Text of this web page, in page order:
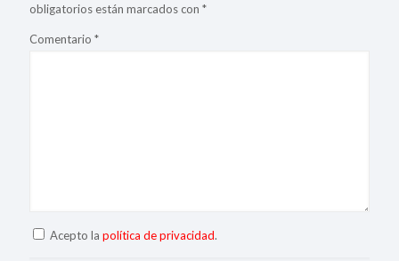
obligatorios están marcados con *
Comentario *
Acepto la política de privacidad.